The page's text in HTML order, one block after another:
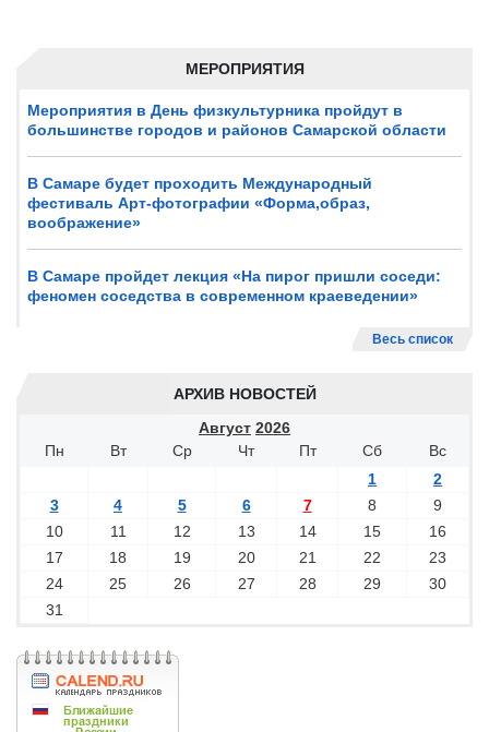
МЕРОПРИЯТИЯ
Мероприятия в День физкультурника пройдут в
большинстве городов и районов Самарской области
В Самаре будет проходить Международный
фестиваль Арт-фотографии «Форма,образ,
воображение»
В Самаре пройдет лекция «На пирог пришли соседи:
феномен соседства в современном краеведении»
Весь список
АРХИВ НОВОСТЕЙ
Август 2026
Пн
Вт Ср Чт Пт Сб
Вс
1
2
3
4 5 6 7 8
9
10
11 12 13 14 15
16
17
18 19 20 21 22
23
24
25 26 27 28 29
30
31